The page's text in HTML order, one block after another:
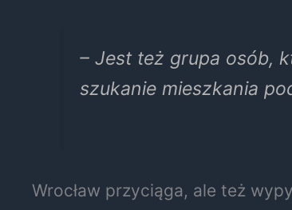
– Jest też grupa osób,
szukanie mieszkania
Wrocław przyciąga, ale też